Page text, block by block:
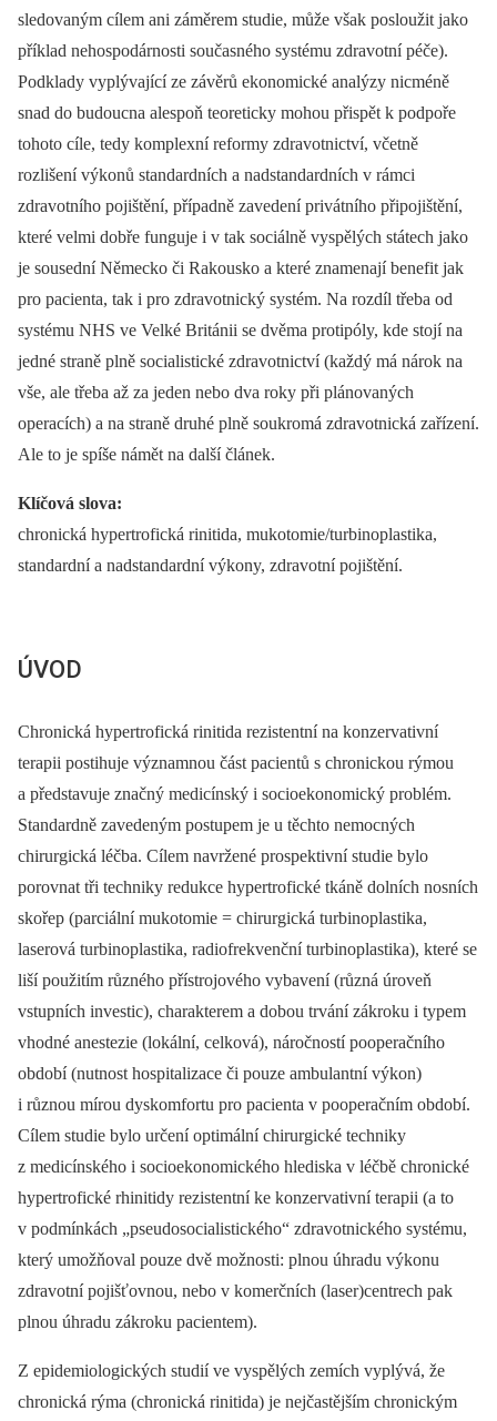
sledovaným cílem ani záměrem studie, může však posloužit jako
příklad nehospodárnosti současného systému zdravotní péče).
Podklady vyplývající ze závěrů ekonomické analýzy nicméně
snad do budoucna alespoň teoreticky mohou přispět k podpoře
tohoto cíle, tedy komplexní reformy zdravotnictví, včetně
rozlišení výkonů standardních a nadstandardních v rámci
zdravotního pojištění, případně zavedení privátního připojištění,
které velmi dobře funguje i v tak sociálně vyspělých státech jako
je sousední Německo či Rakousko a které znamenají benefit jak
pro pacienta, tak i pro zdravotnický systém. Na rozdíl třeba od
systému NHS ve Velké Británii se dvěma protipóly, kde stojí na
jedné straně plně socialistické zdravotnictví (každý má nárok na
vše, ale třeba až za jeden nebo dva roky při plánovaných
operacích) a na straně druhé plně soukromá zdravotnická zařízení.
Ale to je spíše námět na další článek.
Klíčová slova:
chronická hypertrofická rinitida, mukotomie/turbinoplastika,
standardní a nadstandardní výkony, zdravotní pojištění.
ÚVOD
Chronická hypertrofická rinitida rezistentní na konzervativní
terapii postihuje významnou část pacientů s chronickou rýmou
a představuje značný medicínský i socioekonomický problém.
Standardně zavedeným postupem je u těchto nemocných
chirurgická léčba. Cílem navržené prospektivní studie bylo
porovnat tři techniky redukce hypertrofické tkáně dolních nosních
skořep (parciální mukotomie = chirurgická turbinoplastika,
laserová turbinoplastika, radiofrekvenční turbinoplastika), které se
liší použitím různého přístrojového vybavení (různá úroveň
vstupních investic), charakterem a dobou trvání zákroku i typem
vhodné anestezie (lokální, celková), náročností pooperačního
období (nutnost hospitalizace či pouze ambulantní výkon)
i různou mírou dyskomfortu pro pacienta v pooperačním období.
Cílem studie bylo určení optimální chirurgické techniky
z medicínského i socioekonomického hlediska v léčbě chronické
hypertrofické rhinitidy rezistentní ke konzervativní terapii (a to
v podmínkách „pseudosocialistického“ zdravotnického systému,
který umožňoval pouze dvě možnosti: plnou úhradu výkonu
zdravotní pojišťovnou, nebo v komerčních (laser)centrech pak
plnou úhradu zákroku pacientem).
Z epidemiologických studií ve vyspělých zemích vyplývá, že
chronická rýma (chronická rinitida) je nejčastějším chronickým